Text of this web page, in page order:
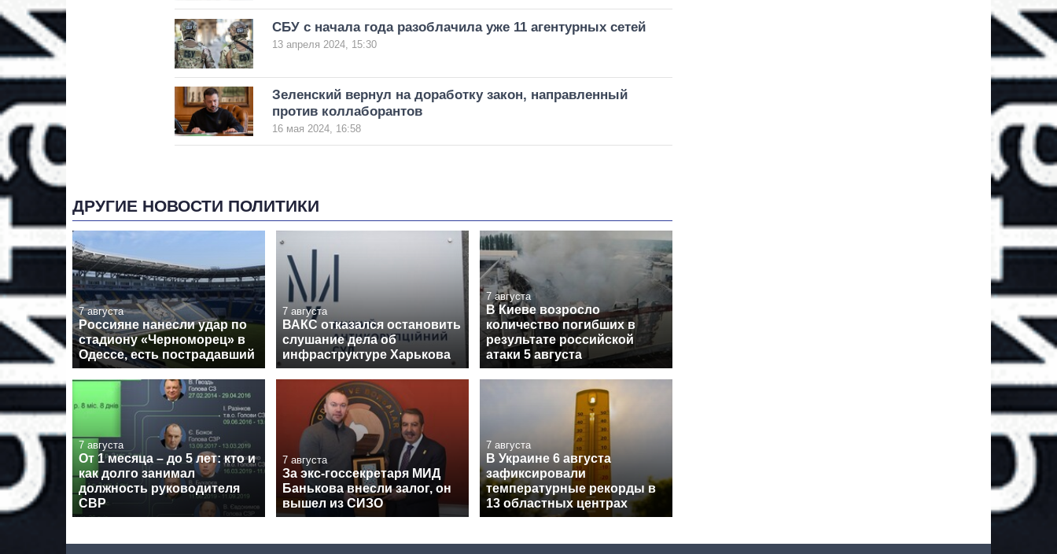
СБУ с начала года разоблачила уже 11 агентурных сетей
13 апреля 2024, 15:30
Зеленский вернул на доработку закон, направленный
против коллаборантов
16 мая 2024, 16:58
ДРУГИЕ НОВОСТИ ПОЛИТИКИ
7 августа
Россияне нанесли удар по
стадиону «Черноморец» в
Одессе, есть пострадавший
7 августа
ВАКС отказался остановить
слушание дела об
инфраструктуре Харькова
7 августа
В Киеве возросло
количество погибших в
результате российской
атаки 5 августа
7 августа
От 1 месяца – до 5 лет: кто и
как долго занимал
должность руководителя
СВР
7 августа
За экс-госсекретаря МИД
Банькова внесли залог, он
вышел из СИЗО
7 августа
В Украине 6 августа
зафиксировали
температурные рекорды в
13 областных центрах